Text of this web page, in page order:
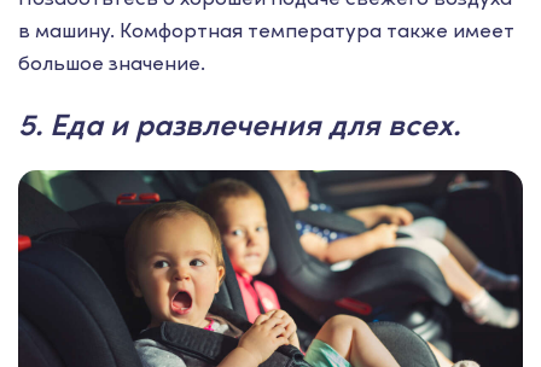
в машину. Комфортная температура также имеет
большое значение.
5. Еда и развлечения для всех.